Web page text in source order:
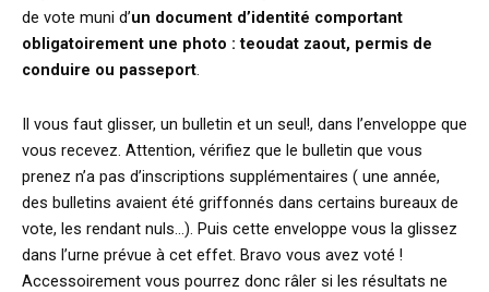
de vote muni d’un document d’identité comportant
obligatoirement une photo : teoudat zaout, permis de
conduire ou passeport.
Il vous faut glisser, un bulletin et un seul!, dans l’enveloppe que
vous recevez. Attention, vérifiez que le bulletin que vous
prenez n’a pas d’inscriptions supplémentaires ( une année,
des bulletins avaient été griffonnés dans certains bureaux de
vote, les rendant nuls…). Puis cette enveloppe vous la glissez
dans l’urne prévue à cet effet. Bravo vous avez voté !
Accessoirement vous pourrez donc râler si les résultats ne